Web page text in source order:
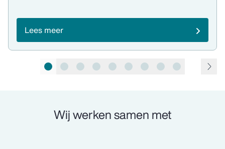
Lees meer
Wij werken samen met